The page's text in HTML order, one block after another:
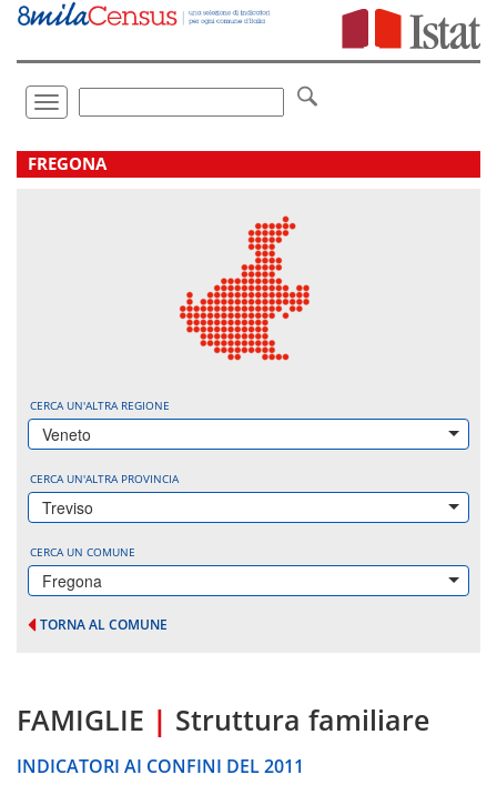
Vai
direttamente
Toggle
navigation
.
FREGONA
CERCA UN'ALTRA REGIONE
Veneto
CERCA UN'ALTRA PROVINCIA
Treviso
CERCA UN COMUNE
Fregona
TORNA AL COMUNE
FAMIGLIE | Struttura familiare
INDICATORI AI CONFINI DEL 2011